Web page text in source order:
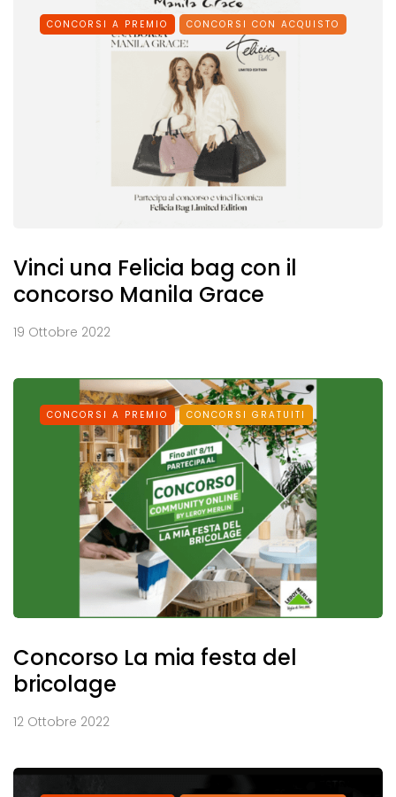
CONCORSI A PREMIO CONCORSI CON ACQUISTO
Vinci una Felicia bag con il
concorso Manila Grace
19 Ottobre 2022
CONCORSI A PREMIO CONCORSI GRATUITI
Concorso La mia festa del
bricolage
12 Ottobre 2022